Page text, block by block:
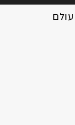
עולם